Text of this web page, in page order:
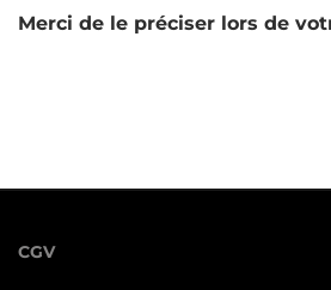
Merci de le préciser lors de
CGV